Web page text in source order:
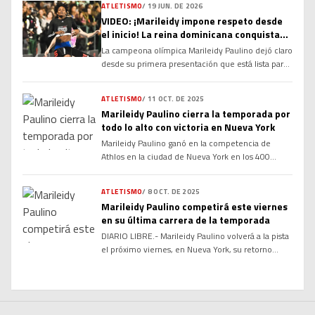
victoria durante la más reciente parada de la
prestigiosa Liga de Diamante de la IAAF (Wanda
Diamond League) celebrada en el Estadio de París.
Con […]
ATLETISMO/ 19 JUN. DE 2026
VIDEO: ¡Marileidy impone respeto desde
el inicio! La reina dominicana conquista
Doha y rompe récord en su debut en la
Liga Diamante
La campeona olímpica Marileidy Paulino dejó claro
desde su primera presentación que está lista para
temporada 2026 de la Liga Diamante al conquistar
la prueba de los 400 metros planos en Doha, Catar,
estableciendo además un nuevo récord para el
evento. […]
ATLETISMO/ 11 OCT. DE 2025
Marileidy Paulino cierra la temporada por
todo lo alto con victoria en Nueva York
Marileidy Paulino ganó en la competencia de
Athlos en la ciudad de Nueva York en los 400
la noche de este viernes campeona en el
conocido evento Athlos en la ciudad de Nueva
York, con un tiempo de 50.7. Paulino, […]
ATLETISMO/ 8 OCT. DE 2025
Marileidy Paulino competirá este viernes
en su última carrera de la temporada
DIARIO LIBRE.- Marileidy Paulino volverá a la pista
el próximo viernes, en Nueva York, su retorno
programada en su calendario de 2025. La actual